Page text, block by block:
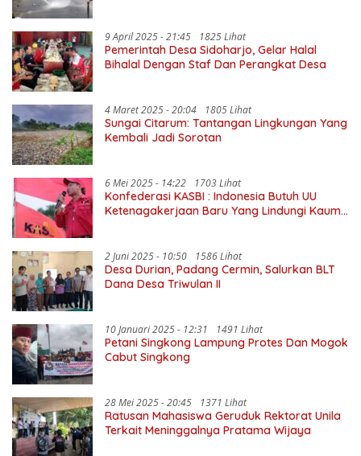
9 April 2025 - 21:45 1825 Lihat
Pemerintah Desa Sidoharjo, Gelar Halal
Bihalal Dengan Staf Dan Perangkat Desa
4 Maret 2025 - 20:04 1805 Lihat
Sungai Citarum: Tantangan Lingkungan Yang
Kembali Jadi Sorotan
6 Mei 2025 - 14:22 1703 Lihat
Konfederasi KASBI : Indonesia Butuh UU
Ketenagakerjaan Baru Yang Lindungi Kaum
2 Juni 2025 - 10:50 1586 Lihat
Desa Durian, Padang Cermin, Salurkan BLT
Dana Desa Triwulan II
10 Januari 2025 - 12:31 1491 Lihat
Petani Singkong Lampung Protes Dan Mogok
Cabut Singkong
28 Mei 2025 - 20:45 1371 Lihat
Ratusan Mahasiswa Geruduk Rektorat Unila
Terkait Meninggalnya Pratama Wijaya